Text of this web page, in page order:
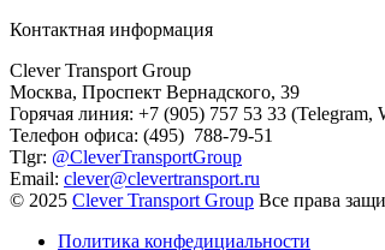
Контактная информация
Clever Transport Group
Москва, Проспект Вернадского, 39
Горячая линия: +7 (905) 757 53 33 (Telegram,
Телефон офиса: (495) 788-79-51
Tlgr: @CleverTransportGroup
Email: clever@clevertransport.ru
© 2025 Clever Transport Group Все права
Политика конфедициальности